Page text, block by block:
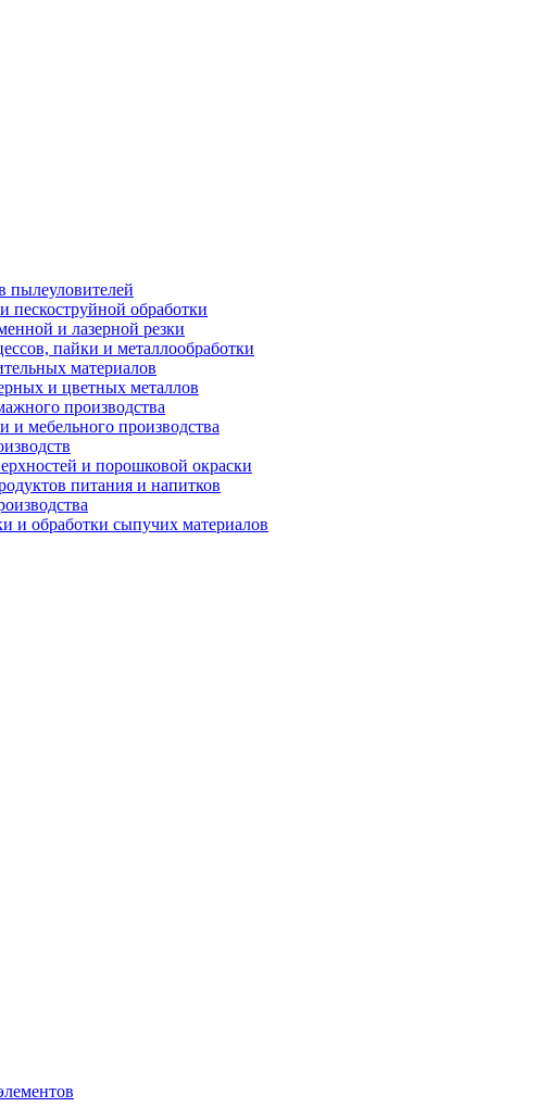
обработки
и лазерной резки
пайки и металлообработки
материалов
и цветных металлов
производства
мебельного производства
и порошковой окраски
питания и напитков
и обработки сыпучих материалов